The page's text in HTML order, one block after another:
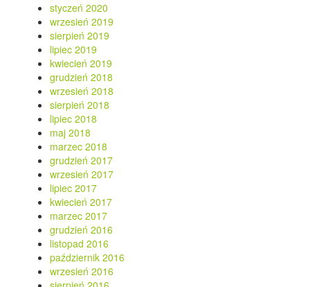
styczeń 2020
wrzesień 2019
sierpień 2019
lipiec 2019
kwiecień 2019
grudzień 2018
wrzesień 2018
sierpień 2018
lipiec 2018
maj 2018
marzec 2018
grudzień 2017
wrzesień 2017
lipiec 2017
kwiecień 2017
marzec 2017
grudzień 2016
listopad 2016
październik 2016
wrzesień 2016